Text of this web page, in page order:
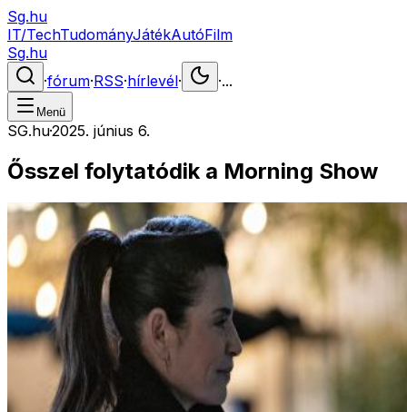
Sg.hu
IT/TechTudományJátékAutóFilm
Sg.hu
·fórum·RSS·hírlevél· ·...
Menü
SG.hu·2025. június 6.
Ősszel folytatódik a Morning Show